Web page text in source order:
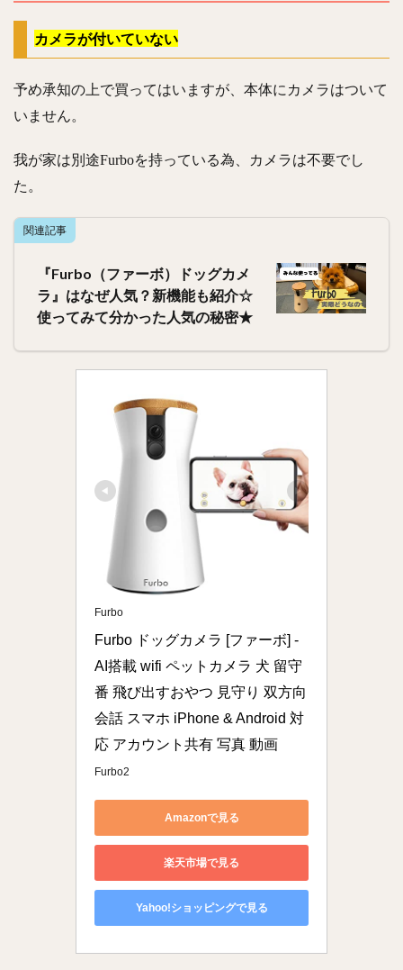
カメラが付いていない
予め承知の上で買ってはいますが、本体にカメラはついて
いません。
我が家は別途Furboを持っている為、カメラは不要でし
た。
関連記事
『Furbo（ファーボ）ドッグカメ
ラ』はなぜ人気？新機能も紹介☆
使ってみて分かった人気の秘密★
Furbo
Furbo ドッグカメラ [ファーボ] -
AI搭載 wifi ペットカメラ 犬 留守
番 飛び出すおやつ 見守り 双方向
会話 スマホ iPhone & Android 対
応 アカウント共有 写真 動画
Furbo2
Amazonで見る
楽天市場で見る
Yahoo!ショッピングで見る